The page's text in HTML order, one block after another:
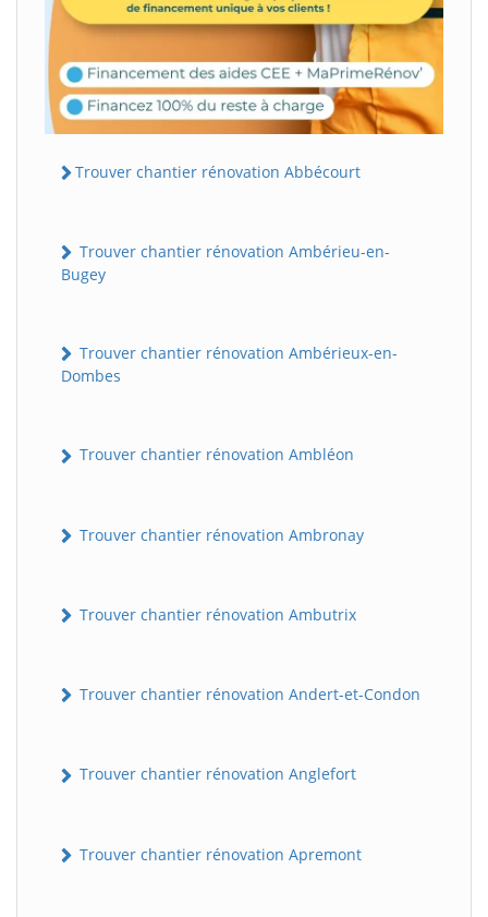
Trouver chantier rénovation Abbécourt
Trouver chantier rénovation Ambérieu-en-
Bugey
Trouver chantier rénovation Ambérieux-en-
Dombes
Trouver chantier rénovation Ambléon
Trouver chantier rénovation Ambronay
Trouver chantier rénovation Ambutrix
Trouver chantier rénovation Andert-et-Condon
Trouver chantier rénovation Anglefort
Trouver chantier rénovation Apremont